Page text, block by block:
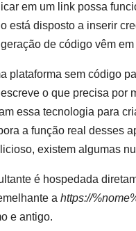
em um link possa
está disposto a inserir
de código vêm
plataforma sem código
o que precisa
essa tecnologia para
a função real desses
existem algumas
é hospedada
a https://
e antigo.